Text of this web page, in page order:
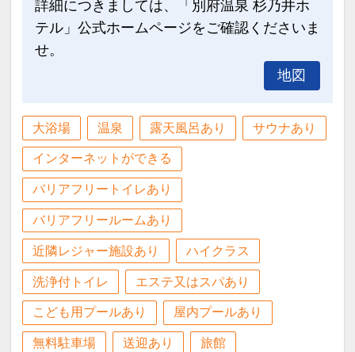
詳細につきましては、「別府温泉 杉乃井ホ
テル」公式ホームページをご確認くださいま
せ。
地図
大浴場 温泉 露天風呂あり サウナあり
インターネットができる
バリアフリートイレあり
バリアフリールームあり
近隣レジャー施設あり ハイクラス
洗浄付トイレ エステ又はスパあり
こども用プールあり 屋内プールあり
無料駐車場 送迎あり 旅館